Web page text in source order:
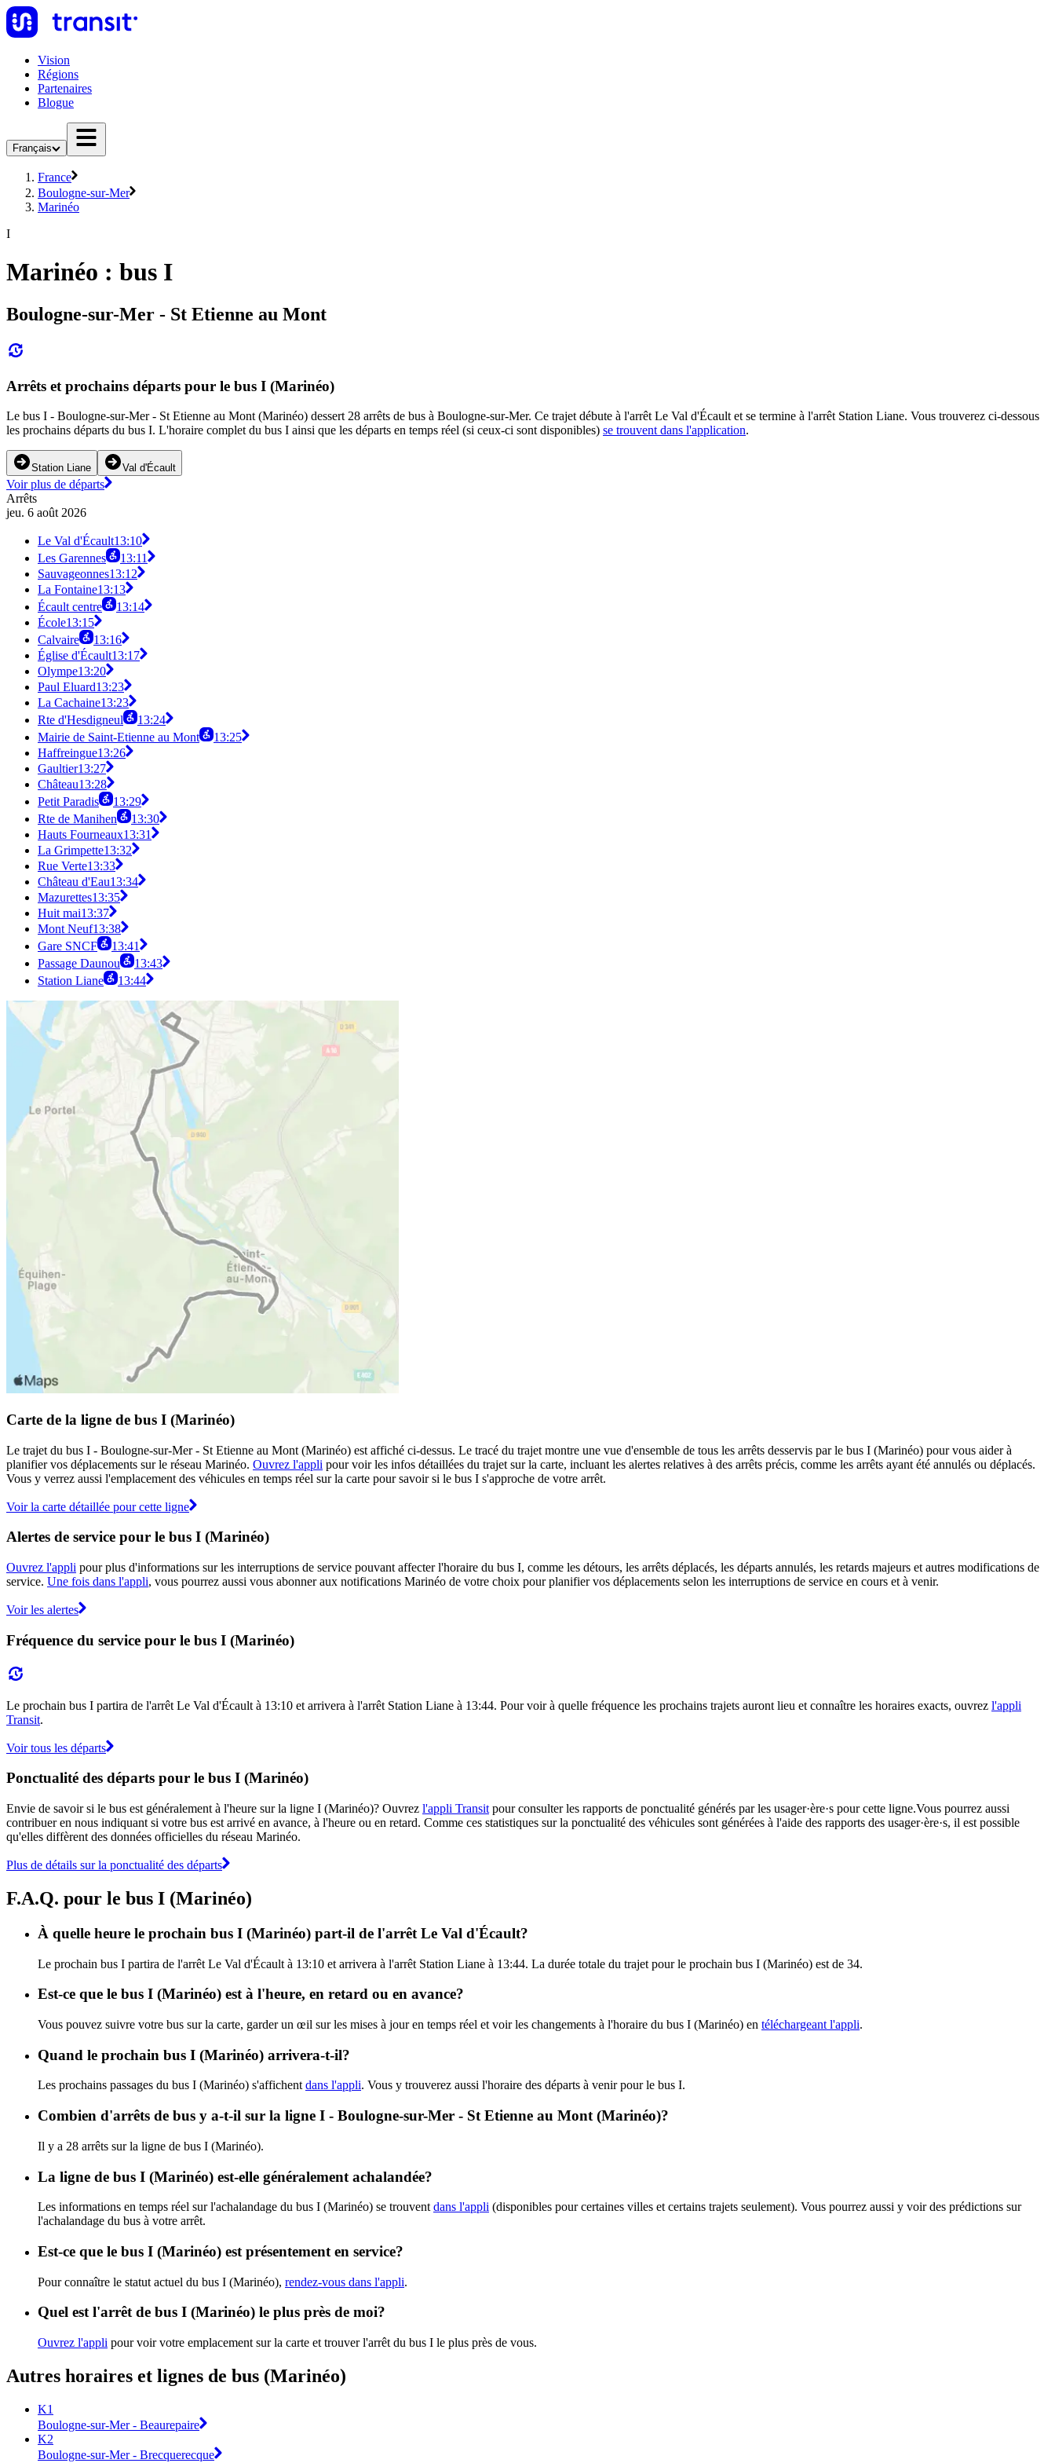
Vision
Régions
Partenaires
Blogue
Français
France
Boulogne-sur-Mer
Marinéo
I
Marinéo : bus I
Boulogne-sur-Mer - St Etienne au Mont
Arrêts et prochains départs pour le bus I (Marinéo)
Le bus I - Boulogne-sur-Mer - St Etienne au Mont (Marinéo) dessert 28 arrêts de bus à Boulogne-sur-Mer. Ce trajet débute à l'arrêt Le Val d'Écault et se termine à l'arrêt Station Liane. Vous trouverez ci-dessous
les prochains départs du bus I. L'horaire complet du bus I ainsi que les départs en temps réel (si ceux-ci sont disponibles) se trouvent dans l'application.
Station Liane Val d'Écault
Voir plus de départs
Arrêts
jeu. 6 août 2026
Le Val d'Écault13:10
Les Garennes
13:11
Sauvageonnes13:12
La Fontaine13:13
Écault centre
13:14
École13:15
Calvaire
13:16
Église d'Écault13:17
Olympe13:20
Paul Eluard13:23
La Cachaine13:23
Rte d'Hesdigneul
13:24
Mairie de Saint-Etienne au Mont
13:25
Haffreingue13:26
Gaultier13:27
Château13:28
Petit Paradis
13:29
Rte de Manihen
13:30
Hauts Fourneaux13:31
La Grimpette13:32
Rue Verte13:33
Château d'Eau13:34
Mazurettes13:35
Huit mai13:37
Mont Neuf13:38
Gare SNCF
13:41
Passage Daunou
13:43
Station Liane
13:44
Carte de la ligne de bus I (Marinéo)
Le trajet du bus I - Boulogne-sur-Mer - St Etienne au Mont (Marinéo) est affiché ci-dessus. Le tracé du trajet montre une vue d'ensemble de tous les arrêts desservis par le bus I (Marinéo) pour vous aider à
planifier vos déplacements sur le réseau Marinéo. Ouvrez l'appli pour voir les infos détaillées du trajet sur la carte, incluant les alertes relatives à des arrêts précis, comme les arrêts ayant été annulés ou déplacés.
Vous y verrez aussi l'emplacement des véhicules en temps réel sur la carte pour savoir si le bus I s'approche de votre arrêt.
Voir la carte détaillée pour cette ligne
Alertes de service pour le bus I (Marinéo)
Ouvrez l'appli pour plus d'informations sur les interruptions de service pouvant affecter l'horaire du bus I, comme les détours, les arrêts déplacés, les départs annulés, les retards majeurs et autres modifications de
service. Une fois dans l'appli, vous pourrez aussi vous abonner aux notifications Marinéo de votre choix pour planifier vos déplacements selon les interruptions de service en cours et à venir.
Voir les alertes
Fréquence du service pour le bus I (Marinéo)
Le prochain bus I partira de l'arrêt Le Val d'Écault à 13:10 et arrivera à l'arrêt Station Liane à 13:44. Pour voir à quelle fréquence les prochains trajets auront lieu et connaître les horaires exacts, ouvrez l'appli
Transit.
Voir tous les départs
Ponctualité des départs pour le bus I (Marinéo)
Envie de savoir si le bus est généralement à l'heure sur la ligne I (Marinéo)? Ouvrez l'appli Transit pour consulter les rapports de ponctualité générés par les usager·ère·s pour cette ligne.Vous pourrez aussi
contribuer en nous indiquant si votre bus est arrivé en avance, à l'heure ou en retard. Comme ces statistiques sur la ponctualité des véhicules sont générées à l'aide des rapports des usager·ère·s, il est possible
qu'elles diffèrent des données officielles du réseau Marinéo.
Plus de détails sur la ponctualité des départs
F.A.Q. pour le bus I (Marinéo)
À quelle heure le prochain bus I (Marinéo) part-il de l'arrêt Le Val d'Écault?
Le prochain bus I partira de l'arrêt Le Val d'Écault à 13:10 et arrivera à l'arrêt Station Liane à 13:44. La durée totale du trajet pour le prochain bus I (Marinéo) est de 34.
Est-ce que le bus I (Marinéo) est à l'heure, en retard ou en avance?
Vous pouvez suivre votre bus sur la carte, garder un œil sur les mises à jour en temps réel et voir les changements à l'horaire du bus I (Marinéo) en téléchargeant l'appli.
Quand le prochain bus I (Marinéo) arrivera-t-il?
Les prochains passages du bus I (Marinéo) s'affichent dans l'appli. Vous y trouverez aussi l'horaire des départs à venir pour le bus I.
Combien d'arrêts de bus y a-t-il sur la ligne I - Boulogne-sur-Mer - St Etienne au Mont (Marinéo)?
Il y a 28 arrêts sur la ligne de bus I (Marinéo).
La ligne de bus I (Marinéo) est-elle généralement achalandée?
Les informations en temps réel sur l'achalandage du bus I (Marinéo) se trouvent dans l'appli (disponibles pour certaines villes et certains trajets seulement). Vous pourrez aussi y voir des prédictions sur
l'achalandage du bus à votre arrêt.
Est-ce que le bus I (Marinéo) est présentement en service?
Pour connaître le statut actuel du bus I (Marinéo), rendez-vous dans l'appli.
Quel est l'arrêt de bus I (Marinéo) le plus près de moi?
Ouvrez l'appli pour voir votre emplacement sur la carte et trouver l'arrêt du bus I le plus près de vous.
Autres horaires et lignes de bus (Marinéo)
K1
Boulogne-sur-Mer - Beaurepaire
K2
Boulogne-sur-Mer - Brecquerecque